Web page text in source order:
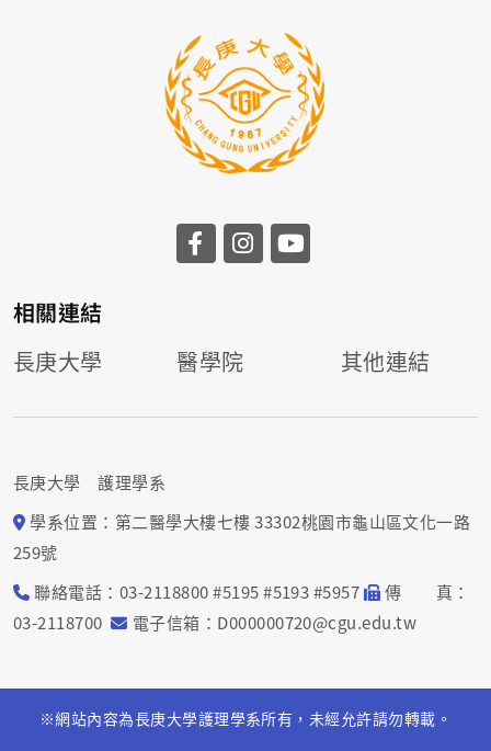
相關連結
長庚大學
醫學院 其他連結
長庚大學 護理學系
學系位置：第二醫學大樓七樓 33302桃園市龜山區文化一路
259號
聯絡電話：03-2118800 #5195 #5193 #5957
傳 真：
03-2118700
電子信箱：D000000720@cgu.edu.tw
※網站內容為長庚大學護理學系所有，未經允許請勿轉載。